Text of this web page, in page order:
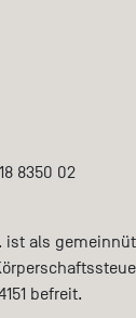
8350 02
ist als
befreit.